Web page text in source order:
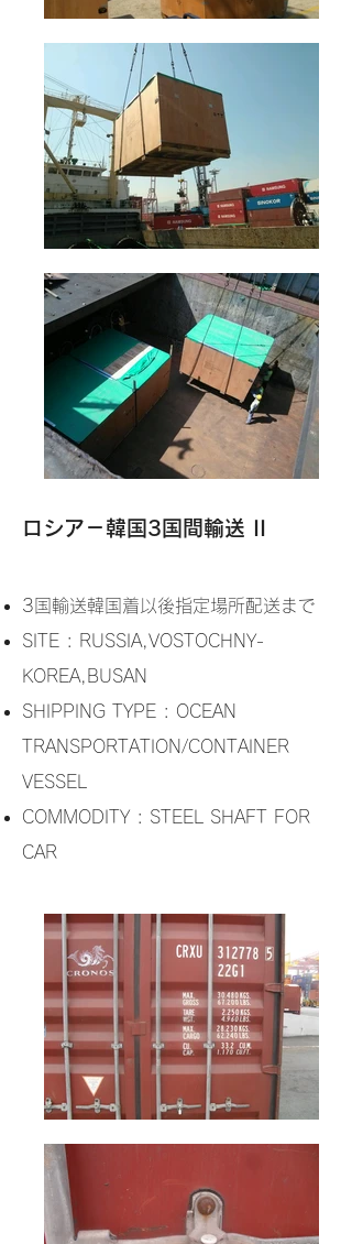
ロシア－韓国3国間輸送 II
3国輸送韓国着以後指定場所配送まで
SITE : RUSSIA,VOSTOCHNY-
KOREA,BUSAN
SHIPPING TYPE : OCEAN
TRANSPORTATION/CONTAINER
VESSEL
COMMODITY : STEEL SHAFT FOR
CAR